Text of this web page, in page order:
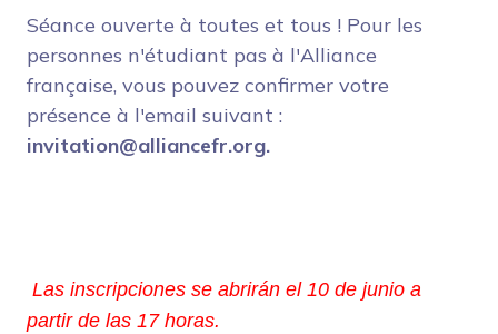
Séance ouverte à toutes et tous ! Pour les
personnes n'étudiant pas à l'Alliance
française, vous pouvez confirmer votre
présence à l'email suivant :
invitation@alliancefr.org.
Las inscripciones se abrirán el 10 de junio a
partir de las 17 horas.